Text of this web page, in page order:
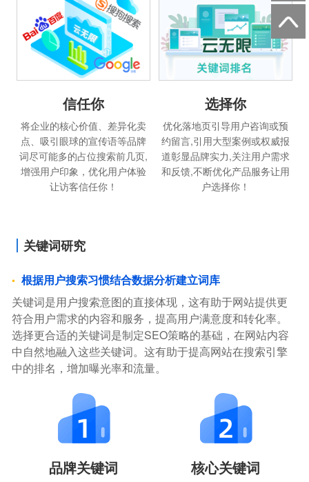
信任你
将企业的核心价值、差异化卖
点、吸引眼球的宣传语等品牌
词尽可能多的占位搜索前几页,
增强用户印象，优化用户体验
让访客信任你！
选择你
优化落地页引导用户咨询或预
约留言,引用大型案例或权威报
道彰显品牌实力,关注用户需求
和反馈,不断优化产品服务让用
户选择你！
关键词研究
根据用户搜索习惯结合数据分析建立词库
关键词是用户搜索意图的直接体现，这有助于网站提供更
符合用户需求的内容和服务，提高用户满意度和转化率。
选择更合适的关键词是制定SEO策略的基础，在网站内容
中自然地融入这些关键词。这有助于提高网站在搜索引擎
中的排名，增加曝光率和流量。
品牌关键词 核心关键词